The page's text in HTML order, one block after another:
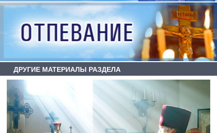
ДРУГИЕ МАТЕРИАЛЫ РАЗДЕЛА